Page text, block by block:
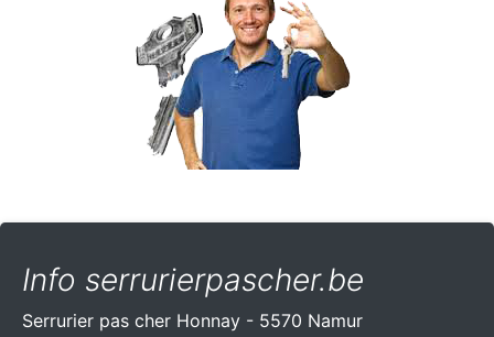
Info serrurierpascher.be
Serrurier pas cher Honnay - 5570 Namur